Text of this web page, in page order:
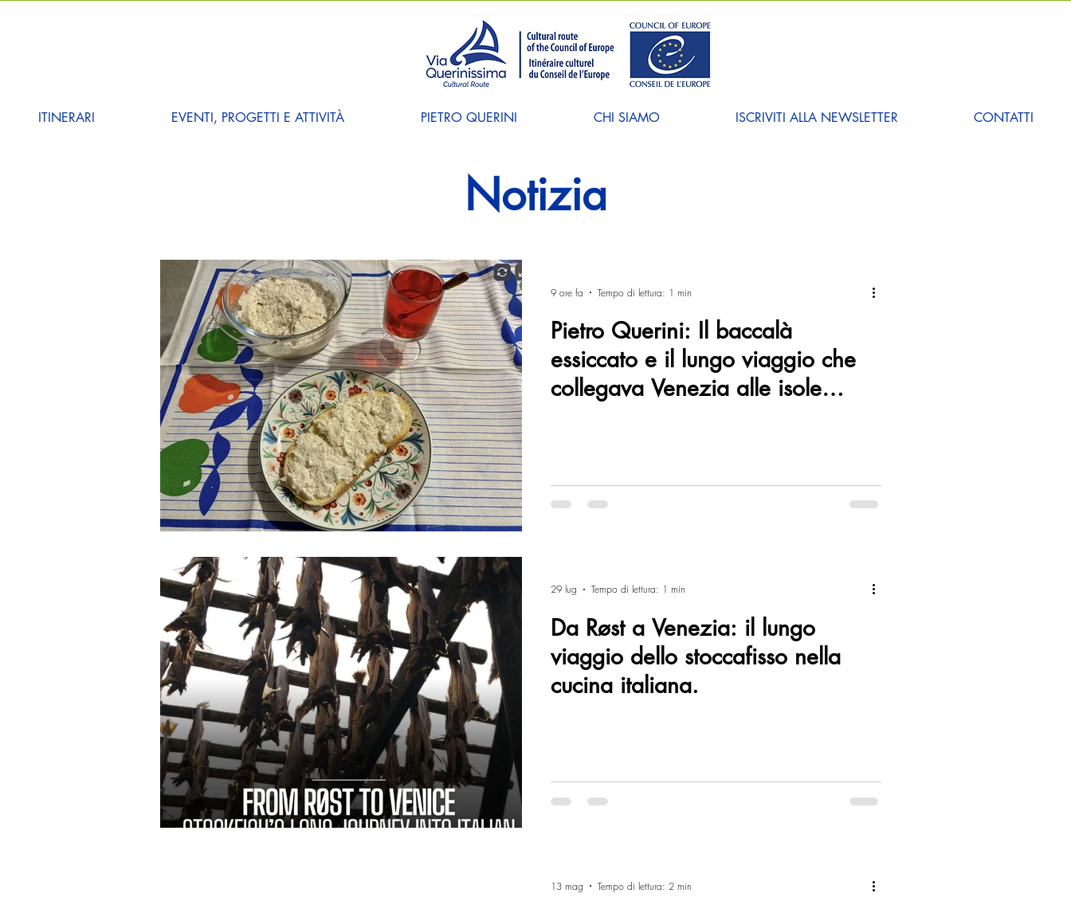
ITINERARI EVENTI, PROGETTI E ATTIVITÀ PIETRO QUERINI CHI SIAMO ISCRIVITI ALLA NEWSLETTER CONTATTI
Notizia
Pietro Querini: Il baccalà
essiccato e il lungo viaggio che
collegava Venezia alle isole
9 ore fa Tempo di lettura: 1 min
Da Røst a Venezia: il lungo
viaggio dello stoccafisso nella
cucina italiana.
29 lug Tempo di lettura: 1 min
13 mag Tempo di lettura: 2 min